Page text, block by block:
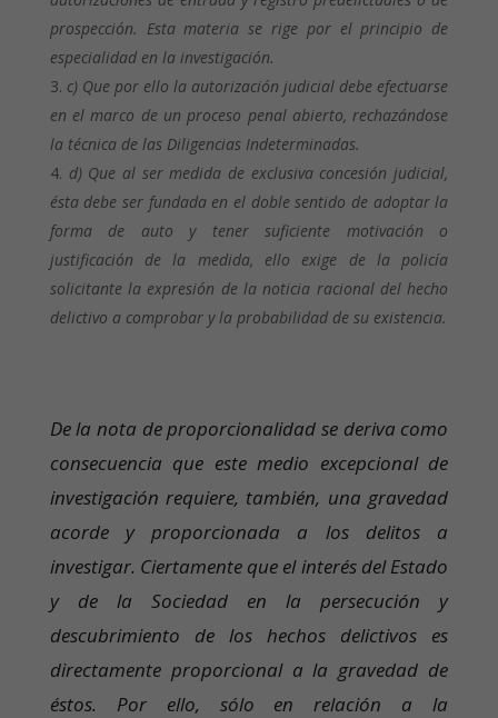
prospección. Esta materia se rige por el principio de
especialidad en la investigación.
c) Que por ello la autorización judicial debe efectuarse
en el marco de un proceso penal abierto, rechazándose
la técnica de las Diligencias Indeterminadas.
d) Que al ser medida de exclusiva concesión judicial,
ésta debe ser fundada en el doble sentido de adoptar la
forma de auto y tener suficiente motivación o
justificación de la medida, ello exige de la policía
solicitante la expresión de la noticia racional del hecho
delictivo a comprobar y la probabilidad de su existencia.
De la nota de proporcionalidad se deriva como
consecuencia que este medio excepcional de
investigación requiere, también, una gravedad
acorde y proporcionada a los delitos a
investigar. Ciertamente que el interés del Estado
y de la Sociedad en la persecución y
descubrimiento de los hechos delictivos es
directamente proporcional a la gravedad de
éstos. Por ello, sólo en relación a la